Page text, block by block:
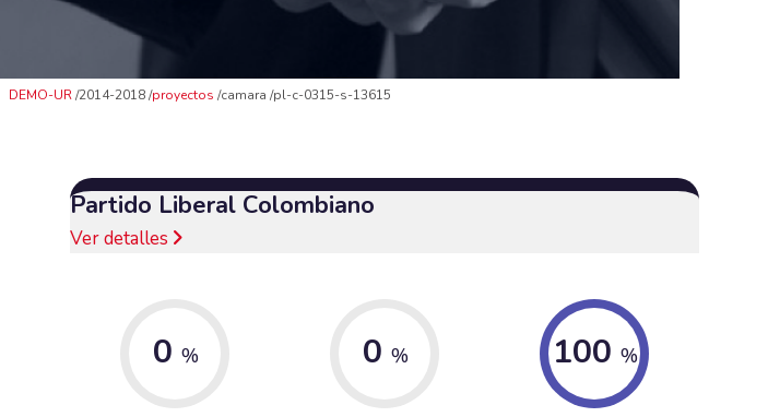
DEMO-UR 2014-2018 proyectos camara pl-c-0315-s-13615
Partido Liberal Colombiano
Ver detalles
0 % 0 % 100 %